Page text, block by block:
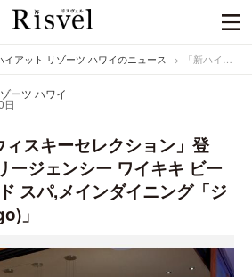
イアット リゾーツ ハワイのニュース 「新ハイボールウィスキーセレクション」登場！ハイアット リージェンシー ワイキキ ビーチ リゾート アンド スパ,メインダイニング「ジャペンゴ(Japengo)」
ーツ ハワイ
日
ィスキーセレクション」登
ージェンシー ワイキキ ビー
スパ,メインダイニング「ジ
」